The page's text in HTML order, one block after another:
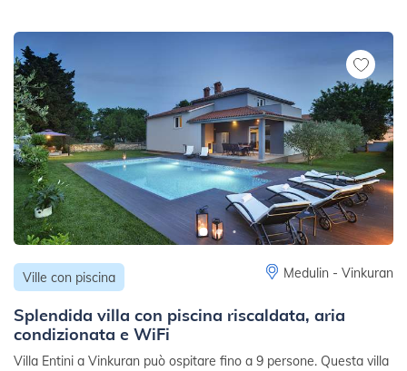
Ville con piscina Medulin - Vinkuran
Splendida villa con piscina riscaldata, aria
condizionata e WiFi
Villa Entini a Vinkuran può ospitare fino a 9 persone. Questa villa